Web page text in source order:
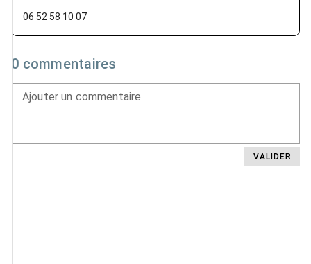
06 52 58 10 07
0 commentaires
Ajouter un commentaire
VALIDER